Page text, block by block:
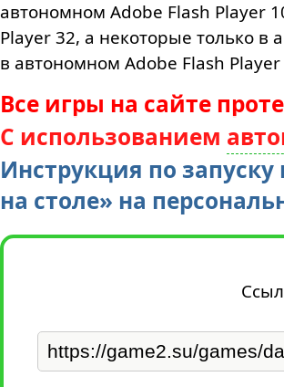
автономном Adobe Flash Player
Player 32, а некоторые только в
в автономном Adobe Flash Player
Все игры на сайте
С использованием
Инструкция по
на столе» на